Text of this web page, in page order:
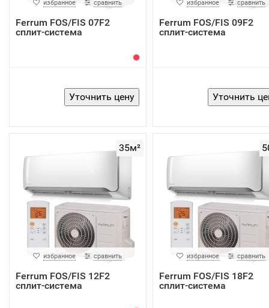
избранное сравнить
Ferrum FOS/FIS 07F2
сплит-система
избранное сравнить
Ferrum FOS/FIS 09F2
сплит-система
35м²
избранное сравнить
Ferrum FOS/FIS 12F2
сплит-система
избранное сравнить
Ferrum FOS/FIS 18F2
сплит-система